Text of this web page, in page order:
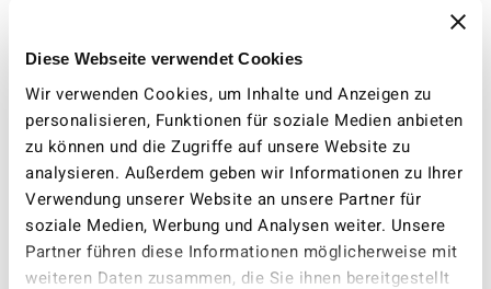
Diese Webseite verwendet Cookies
Wir verwenden Cookies, um Inhalte und Anzeigen zu
personalisieren, Funktionen für soziale Medien anbieten
zu können und die Zugriffe auf unsere Website zu
analysieren. Außerdem geben wir Informationen zu Ihrer
Verwendung unserer Website an unsere Partner für
soziale Medien, Werbung und Analysen weiter. Unsere
Partner führen diese Informationen möglicherweise mit
weiteren Daten zusammen, die Sie ihnen bereitgestellt
passenden Bildausschnitt und entwickelte die
bestmöglichen Veränderungen. In welcher Stadt wollen
wir 2045 leben? Wie gestalten wir die Strassen, damit
Velofahrer*innen und Fussgänger*innen mehr Platz
bekommen? Wo entstehen Plätze zum Verweilen?
Berücksichtigt haben die Teams auch, wo sich Wärme
staut und wo Platz für Renaturierung ist. Denn Pflanzen
und Wasser helfen dabei, die Hitze im Sommer zu